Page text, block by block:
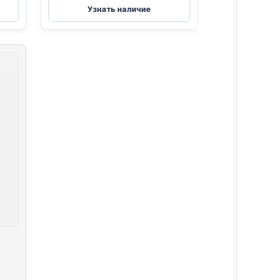
(ГОВЯДИНА)
Узнать наличие